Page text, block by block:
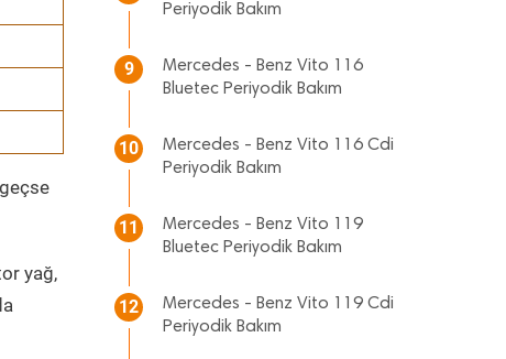
yağ,
Periyodik Bakım
9
Mercedes - Benz Vito 116
Bluetec Periyodik Bakım
10
Mercedes - Benz Vito 116 Cdi
Periyodik Bakım
11
Mercedes - Benz Vito 119
Bluetec Periyodik Bakım
12
Mercedes - Benz Vito 119 Cdi
Periyodik Bakım